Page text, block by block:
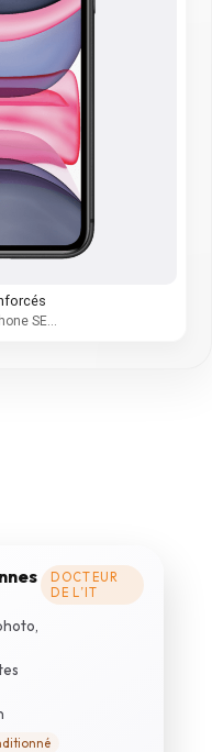
SE…
DOCTEUR
DE L’IT